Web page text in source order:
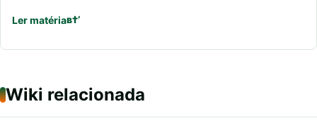
Ler matéria
Wiki relacionada